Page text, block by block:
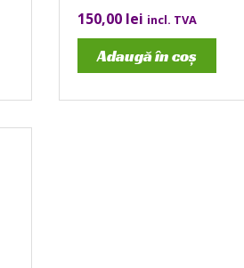
150,00 lei incl. TVA
Adaugă în coș